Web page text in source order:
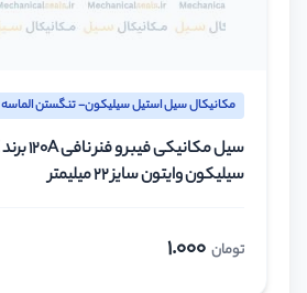
مکانیکال سیل استیل سیلیکون- تنگستن الماسه 120A/B
سیلیکون وایتون سایز 22 میلیمتر
تومان 1.000